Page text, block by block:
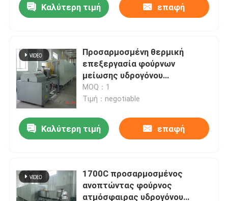
Σπίτι
Περίπου εμείς
Καλύτερη τιμή επαφή
Προσαρμοσμένη θερμική
επεξεργασία φούρνων
μείωσης υδρογόνου
ατμόσφαιρας για τη
μεταλλουργία σκονών
MOQ：1
Τιμή：negotiable
Καλύτερη τιμή επαφή
1700C προσαρμοσμένος
ανοπτώντας φούρνος
ατμόσφαιρας υδρογόνου